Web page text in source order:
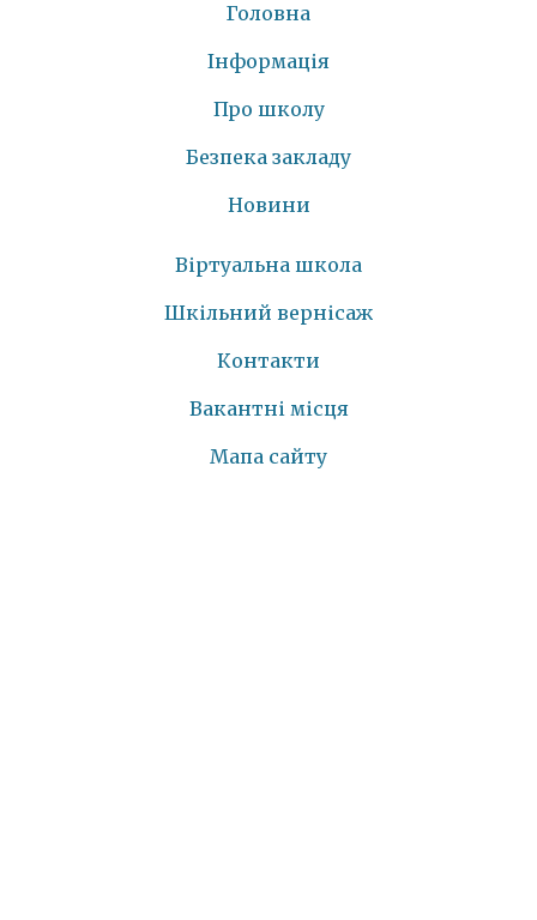
Головна
Інформація
Про школу
Безпека закладу
Новини
Віртуальна школа
Шкільний вернісаж
Контакти
Вакантні місця
Мапа сайту